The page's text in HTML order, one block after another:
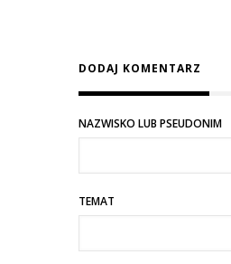
DODAJ KOMENTARZ
NAZWISKO LUB PSEUDONIM
TEMAT